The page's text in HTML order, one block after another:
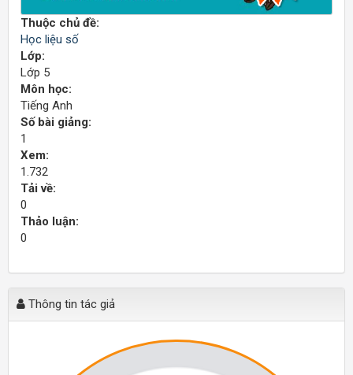
Thuộc chủ đề:
Học liệu số
Lớp:
Lớp 5
Môn học:
Tiếng Anh
Số bài giảng:
1
Xem:
1.732
Tải về:
0
Thảo luận:
0
Thông tin tác giả